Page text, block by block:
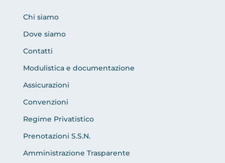
Chi siamo
Dove siamo
Contatti
Modulistica e documentazione
Assicurazioni
Convenzioni
Regime Privatistico
Prenotazioni S.S.N.
Amministrazione Trasparente